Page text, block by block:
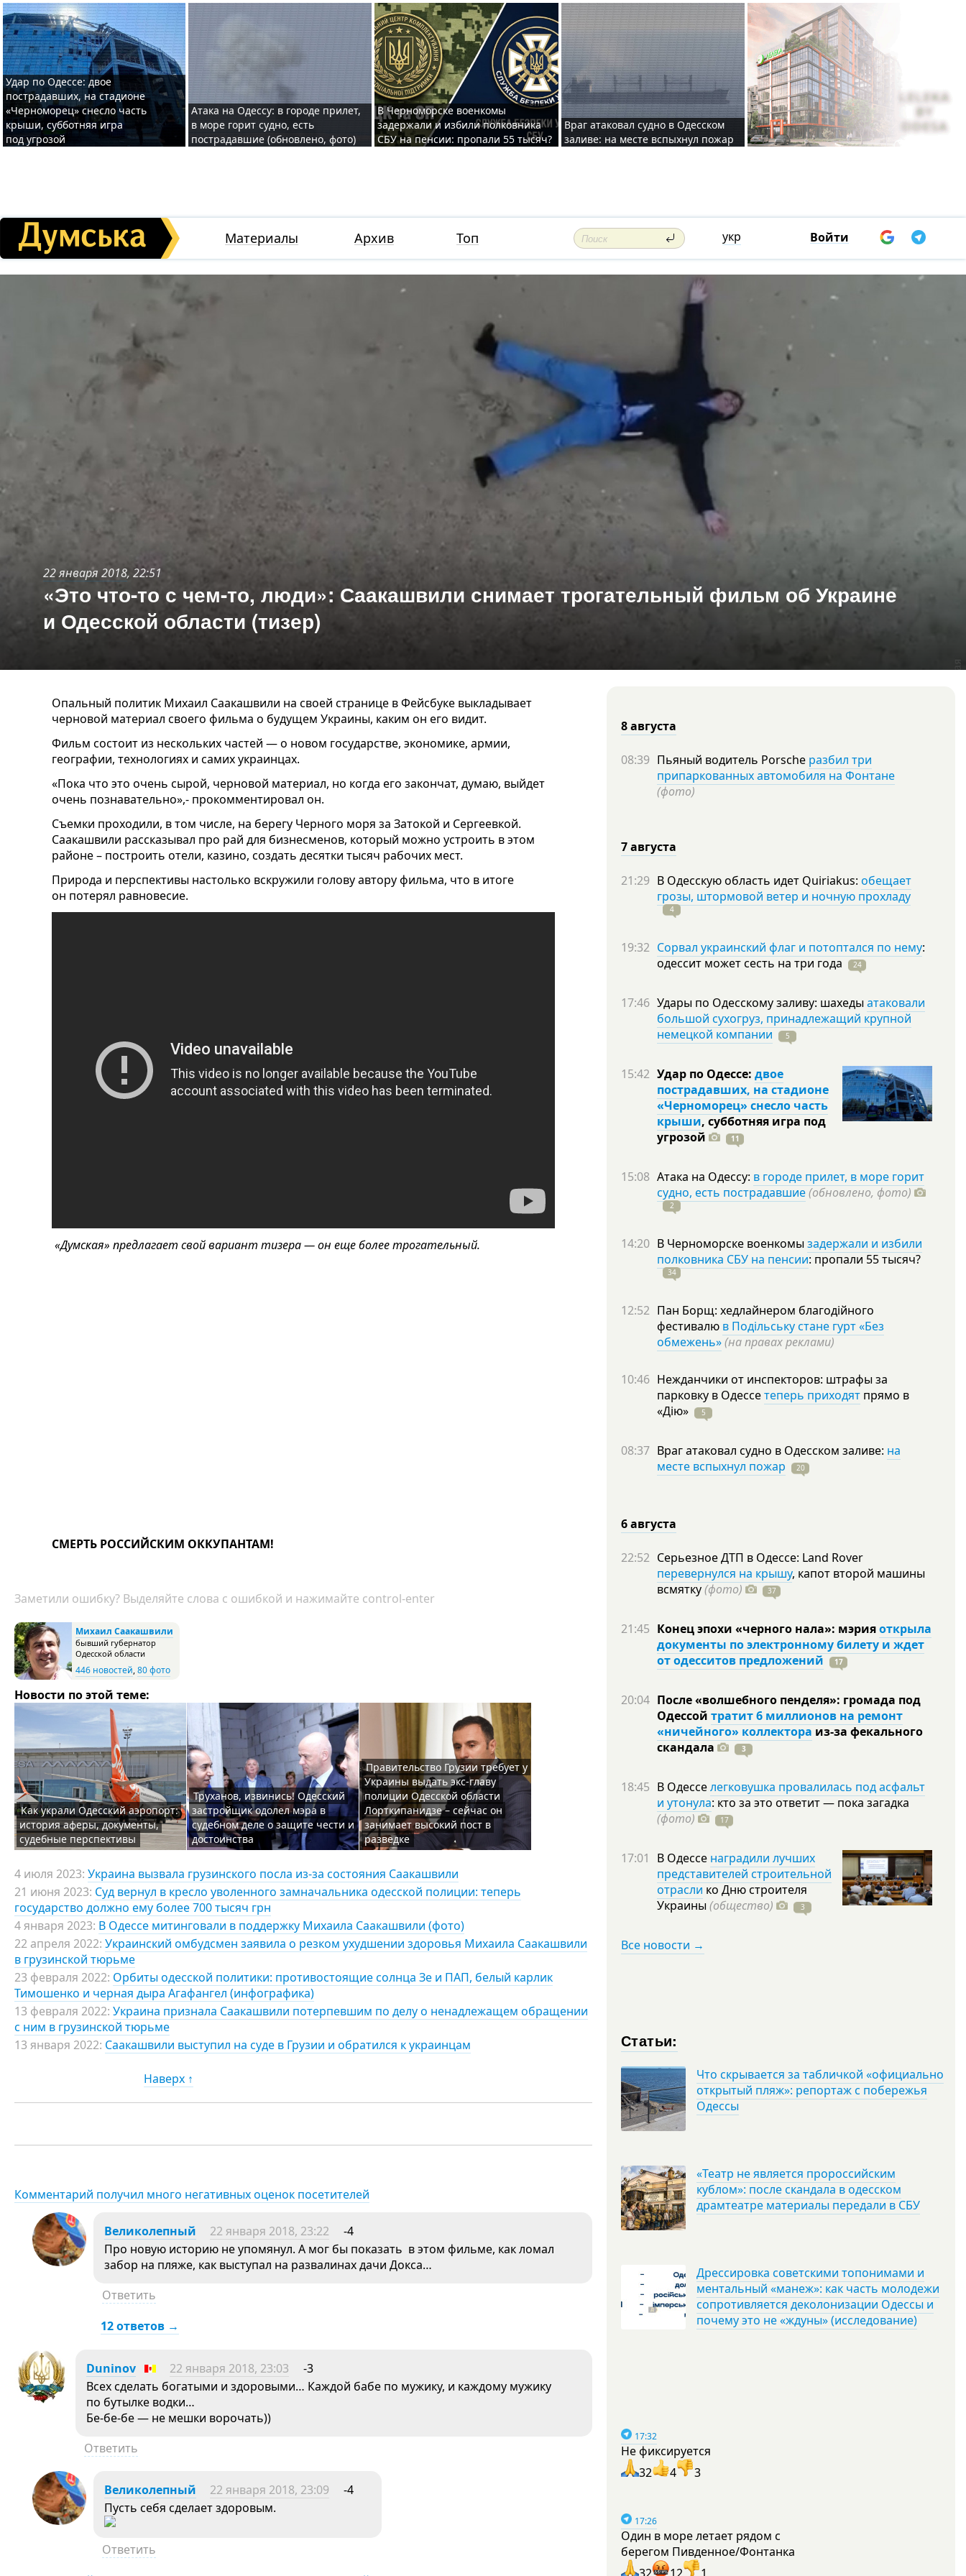
Удар по Одессе: двое
пострадавших, на стадионе
«Черноморец» снесло часть
крыши, субботняя игра
под угрозой
Атака на Одессу: в городе прилет,
в море горит судно, есть
пострадавшие (обновлено, фото)
В Черноморске военкомы
задержали и избили полковника
СБУ на пенсии: пропали 55 тысяч?
Враг атаковал судно в Одесском
заливе: на месте вспыхнул пожар
Материалы Архив Топ укр Войти
22 января 2018, 22:51
«Это что-то с чем-то, люди»: Саакашвили снимает трогательный фильм об Украине
и Одесской области (тизер)
Опальный политик Михаил Саакашвили на своей странице в Фейсбуке выкладывает
черновой материал своего фильма о будущем Украины, каким он его видит.
Фильм состоит из нескольких частей — о новом государстве, экономике, армии,
географии, технологиях и самих украинцах.
«Пока что это очень сырой, черновой материал, но когда его закончат, думаю, выйдет
очень познавательно»,- прокомментировал он.
Съемки проходили, в том числе, на берегу Черного моря за Затокой и Сергеевкой.
Саакашвили рассказывал про рай для бизнесменов, который можно устроить в этом
районе – построить отели, казино, создать десятки тысяч рабочих мест.
Природа и перспективы настолько вскружили голову автору фильма, что в итоге
он потерял равновесие.
«Думская» предлагает свой вариант тизера — он еще более трогательный.
СМЕРТЬ РОССИЙСКИМ ОККУПАНТАМ!
Заметили ошибку? Выделяйте слова с ошибкой и нажимайте control-enter
Михаил Саакашвили
бывший губернатор
Одесской области
446 новостей,80 фото
Новости по этой теме:
Как украли Одесский аэропорт:
история аферы, документы,
судебные перспективы
Труханов, извинись! Одесский
застройщик одолел мэра в
судебном деле о защите чести и
достоинства
Правительство Грузии требует у
Украины выдать экс-главу
полиции Одесской области
Лорткипанидзе – сейчас он
занимает высокий пост в
разведке
4 июля 2023: Украина вызвала грузинского посла из-за состояния Саакашвили
21 июня 2023: Суд вернул в кресло уволенного замначальника одесской полиции: теперь
государство должно ему более 700 тысяч грн
4 января 2023: В Одессе митинговали в поддержку Михаила Саакашвили (фото)
22 апреля 2022: Украинский омбудсмен заявила о резком ухудшении здоровья Михаила Саакашвили
в грузинской тюрьме
23 февраля 2022: Орбиты одесской политики: противостоящие солнца Зе и ПАП, белый карлик
Тимошенко и черная дыра Агафангел (инфографика)
13 февраля 2022: Украина признала Саакашвили потерпевшим по делу о ненадлежащем обращении
с ним в грузинской тюрьме
13 января 2022: Саакашвили выступил на суде в Грузии и обратился к украинцам
Наверх ↑
Комментарий получил много негативных оценок посетителей
Великолепный 22 января 2018, 23:22
-4
Про новую историю не упомянул. А мог бы показать в этом фильме, как ломал
забор на пляже, как выступал на развалинах дачи Докса…
Ответить
12 ответов →
Duninov 22 января 2018, 23:03
-3
Всех сделать богатыми и здоровыми… Каждой бабе по мужику, и каждому мужику
по бутылке водки…
Бе-бе-бе — не мешки ворочать))
Ответить
Великолепный 22 января 2018, 23:09
-4
Пусть себя сделает здоровым.
Ответить
8 августа
08:39 Пьяный водитель Porsche разбил три
припаркованных автомобиля на Фонтане
(фото)
7 августа
21:29 В Одесскую область идет Quiriakus: обещает
грозы, штормовой ветер и ночную прохладу
4
19:32 Сорвал украинский флаг и потоптался по нему:
одессит может сесть на три года 24
17:46 Удары по Одесскому заливу: шахеды атаковали
большой сухогруз, принадлежащий крупной
немецкой компании
5
15:42 Удар по Одессе: двое
пострадавших, на стадионе
«Черноморец» снесло часть
крыши, субботняя игра под
угрозой
11
15:08 Атака на Одессу: в городе прилет, в море горит
судно, есть пострадавшие(обновлено, фото)
2
14:20 В Черноморске военкомы задержали и избили
полковника СБУ на пенсии: пропали 55тысяч?
34
12:52 Пан Борщ: хедлайнером благодійного
фестивалю в Подільську стане гурт «Без
обмежень»(на правах реклами)
10:46 Нежданчики от инспекторов: штрафы за
парковку в Одессетеперь приходят прямо в
«Дію»
5
08:37 Враг атаковал судно в Одесском заливе: на
месте вспыхнул пожар
20
6 августа
22:52 Серьезное ДТП в Одессе: Land Rover
перевернулся на крышу, капот второй машины
всмятку(фото) 37
21:45 Конец эпохи «черного нала»: мэрияоткрыла
документы по электронному билету и ждет
от одесситов предложений
17
20:04 После «волшебного пенделя»: громада под
Одессой тратит 6 миллионов на ремонт
«ничейного» коллектора из-за фекального
скандала
3
18:45 В Одесселегковушка провалилась под асфальт
и утонула: кто за это ответит — пока загадка
(фото)
17
17:01 В Одессе наградили лучших
представителей строительной
отрасли ко Дню строителя
Украины (общество) 3
Все новости →
Статьи:
Что скрывается за табличкой «официально
открытый пляж»: репортаж с побережья
Одессы
«Театр не является пророссийским
кублом»: после скандала в одесском
драмтеатре материалы передали в СБУ
Дрессировка советскими топонимами и
ментальный «манеж»: как часть молодежи
сопротивляется деколонизации Одессы и
почему это не «ждуны» (исследование)
17:32
Не фиксируется
32
4 3
17:26
Один в море летает рядом с
берегом Пивденное/Фонтанка